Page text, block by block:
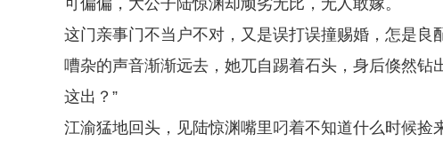
可偏偏，大公子陆惊渊却顽劣无比，无人敢嫁。
这门亲事门不当户不对，又是误打误撞赐婚，怎是良
嘈杂的声音渐渐远去，她兀自踢着石头，身后倏然钻
这出？”
江渝猛地回头，见陆惊渊嘴里叼着不知道什么时候捡